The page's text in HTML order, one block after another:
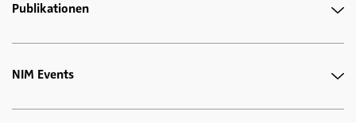
Publikationen
NIM Events